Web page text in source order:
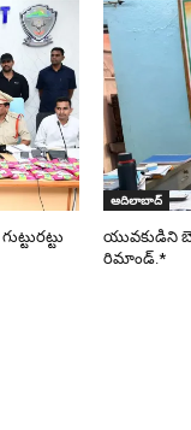
ఆదిలాబాద్
యువకుడిని
రిమాండ్.*